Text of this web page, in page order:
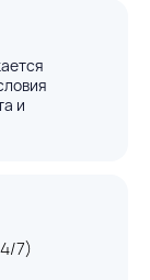
и
7)